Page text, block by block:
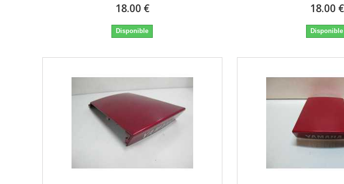
18.00 €
Disponible
18.00 €
Disponible